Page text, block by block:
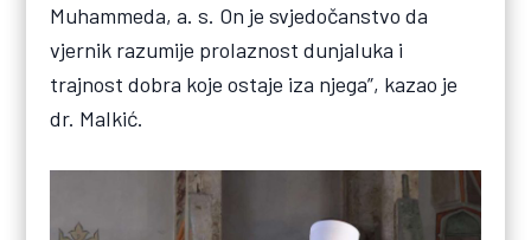
Muhammeda, a. s. On je svjedočanstvo da
vjernik razumije prolaznost dunjaluka i
trajnost dobra koje ostaje iza njega”, kazao je
dr. Malkić.